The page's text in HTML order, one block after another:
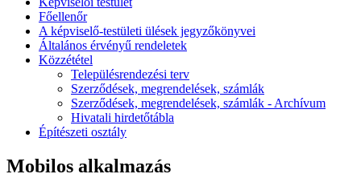
Főellenőr
A képviselő-testületi ülések jegyzőkönyvei
Általános érvényű rendeletek
Közzététel
Településrendezési terv
Szerződések, megrendelések, számlák
Szerződések, megrendelések, számlák - Archívum
Hivatali hirdetőtábla
Építészeti osztály
Mobilos alkalmazás